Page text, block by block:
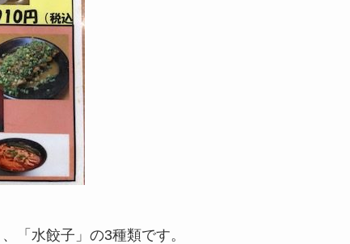
「水餃子」の3種類です。